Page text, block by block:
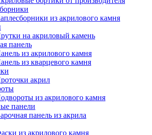
из акрилового камня
на акриловый камень
панель
из акрилового камня
из кварцевого камня
акрил
из акрилового камня
панели
панель из акрила
из акрилового камня